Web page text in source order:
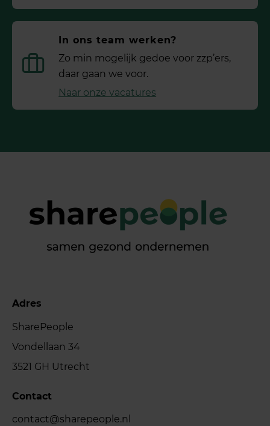
In ons team werken?
Zo min mogelijk gedoe voor ­zzp’ers,
daar gaan we voor.
Naar onze vacatures
Adres
SharePeople
Vondellaan 34
3521 GH Utrecht
Contact
contact@sharepeople.nl